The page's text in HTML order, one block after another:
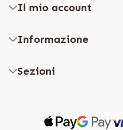
Il mio account
Informazione
Sezioni